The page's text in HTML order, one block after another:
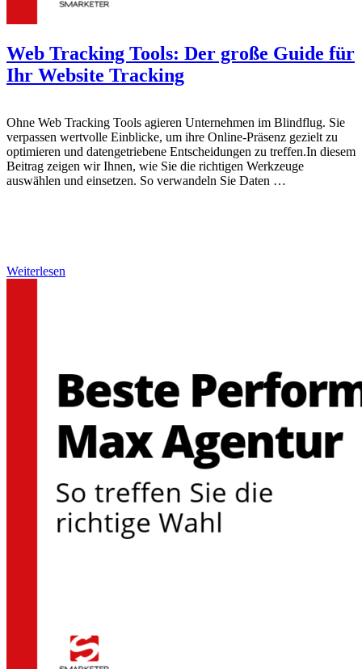
Web Tracking Tools: Der große Guide für
Ihr Website Tracking
Ohne Web Tracking Tools agieren Unternehmen im Blindflug. Sie
verpassen wertvolle Einblicke, um ihre Online-Präsenz gezielt zu
optimieren und datengetriebene Entscheidungen zu treffen.In diesem
Beitrag zeigen wir Ihnen, wie Sie die richtigen Werkzeuge
auswählen und einsetzen. So verwandeln Sie Daten …
Weiterlesen